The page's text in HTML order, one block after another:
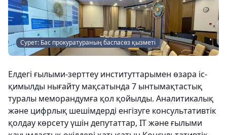
Сурет: Бас прокуратураның баспасөз қызметі
Елдегі ғылыми-зерттеу институттарымен өзара іс-
қимылды нығайту мақсатында 7 ынтымақтастық
туралы меморандумға қол қойылды. Аналитикалық
және цифрлық шешімдерді енгізуге консультативтік
қолдау көрсету үшін депутаттар, IT және ғылыми